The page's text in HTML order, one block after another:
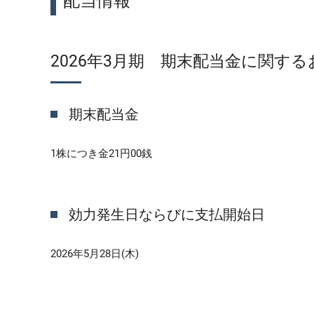
2026年3月期 期末配当金に関する
期末配当金
1株につき金21円00銭
効力発生日ならびに支払開始日
2026年5月28日(木)